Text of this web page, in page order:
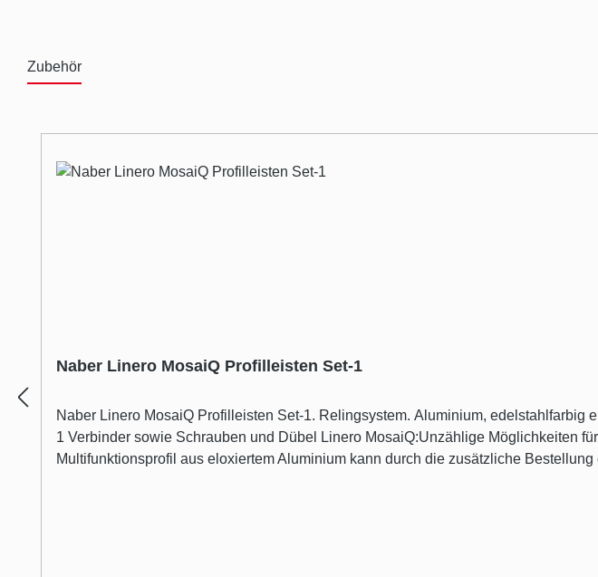
Zubehör
Naber Linero MosaiQ Profilleisten Set-1
Naber Linero MosaiQ Profilleisten Set-1. Relingsystem. Aluminium, edelstahlfarbig eloxiert. Set bestehend aus: 1 Aluminium- Profilleiste (H 40 mm, T 33 mm), 2 Endstücke,
1 Verbinder sowie Schrauben und Dübel Linero MosaiQ:Unzählige Möglichkeiten für die Nische Linero MosaiQ ist genauso vielseitig und flexibel wie seine Nutzer. Das
Multifunktionsprofil aus eloxiertem Aluminium kann durch die zusätzliche